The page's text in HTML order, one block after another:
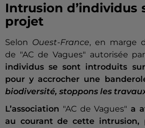
Intrusion d’individus
projet
Selon Ouest-France, en marge
de "AC de Vagues" autorisée
individus se sont introduits
pour y accrocher une
biodiversité, stoppons les
L’association "AC de Vagues" a
au courant de cette intrusion,